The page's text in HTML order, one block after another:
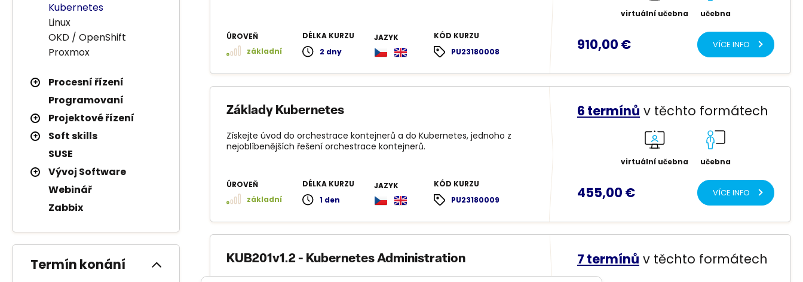
Kubernetes
Linux
OKD / OpenShift
Proxmox
Procesní řízení
Programovaní
Projektové řízení
Soft skills
SUSE
Vývoj Software
Webinář
Zabbix
Termín konání
ÚROVEŇ
základní
JAZYK
DÉLKA KURZU
2 dny
KÓD KURZU
PU23180008
virtuální učebna učebna
910,00 € VÍCE INFO
Základy Kubernetes
ÚROVEŇ
základní
JAZYK
Získejte úvod do orchestrace kontejnerů a do Kubernetes, jednoho z
nejoblíbenějších řešení orchestrace kontejnerů.
DÉLKA KURZU
1 den
KÓD KURZU
PU23180009
6 termínů v těchto formátech
virtuální učebna učebna
455,00 € VÍCE INFO
KUB201v1.2 - Kubernetes Administration 7 termínů v těchto formátech